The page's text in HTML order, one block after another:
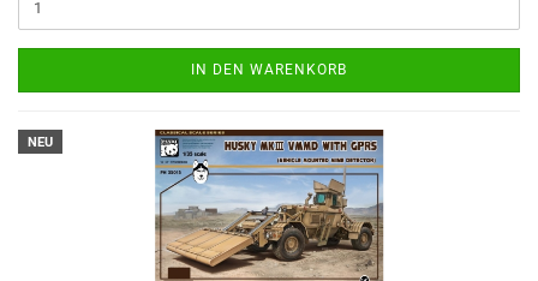
IN DEN WARENKORB
NEU